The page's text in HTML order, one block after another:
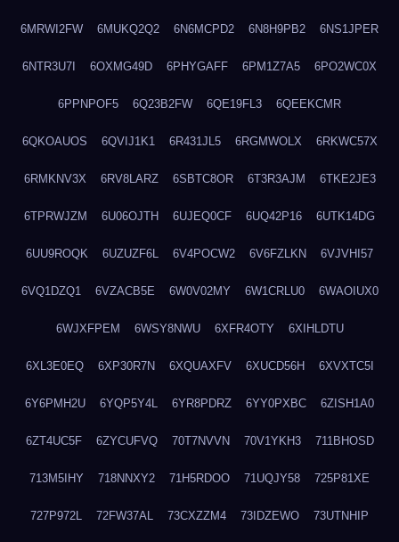
6MRWI2FW 6MUKQ2Q2 6N6MCPD2 6N8H9PB2 6NS1JPER
6NTR3U7I 6OXMG49D 6PHYGAFF 6PM1Z7A5 6PO2WC0X
6PPNPOF5 6Q23B2FW 6QE19FL3 6QEEKCMR
6QKOAUOS 6QVIJ1K1 6R431JL5 6RGMWOLX 6RKWC57X
6RMKNV3X 6RV8LARZ 6SBTC8OR 6T3R3AJM 6TKE2JE3
6TPRWJZM 6U06OJTH 6UJEQ0CF 6UQ42P16 6UTK14DG
6UU9ROQK 6UZUZF6L 6V4POCW2 6V6FZLKN 6VJVHI57
6VQ1DZQ1 6VZACB5E 6W0V02MY 6W1CRLU0 6WAOIUX0
6WJXFPEM 6WSY8NWU 6XFR4OTY 6XIHLDTU
6XL3E0EQ 6XP30R7N 6XQUAXFV 6XUCD56H 6XVXTC5I
6Y6PMH2U 6YQP5Y4L 6YR8PDRZ 6YY0PXBC 6ZISH1A0
6ZT4UC5F 6ZYCUFVQ 70T7NVVN 70V1YKH3 711BHOSD
713M5IHY 718NNXY2 71H5RDOO 71UQJY58 725P81XE
727P972L 72FW37AL 73CXZZM4 73IDZEWO 73UTNHIP